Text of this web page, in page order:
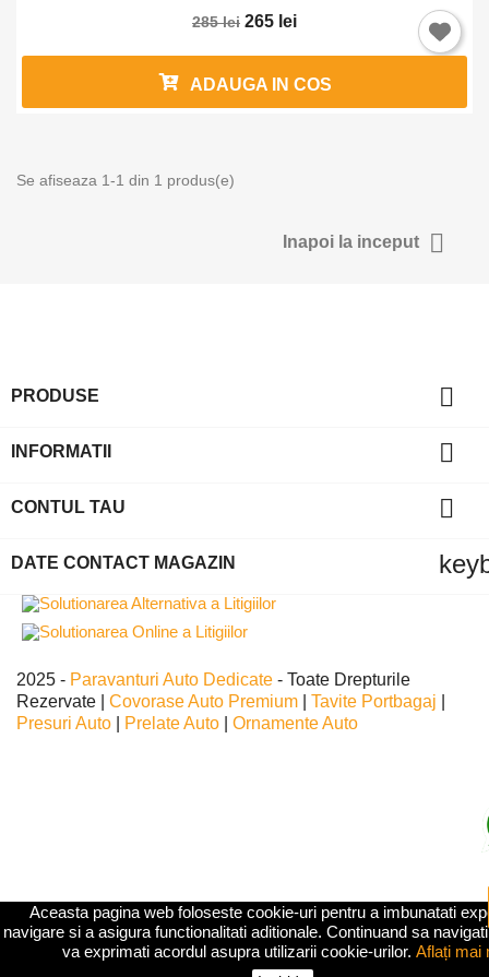
285 lei 265 lei
ADAUGA IN COS
Se afiseaza 1-1 din 1 produs(e)
Inapoi la inceput 
PRODUSE 
INFORMATII 
CONTUL TAU 
DATE CONTACT MAGAZIN
Aceasta pagina web foloseste cookie-uri pentru a imbunatati
navigare si a asigura functionalitati aditionale. Continuand sa
va exprimati acordul asupra utilizarii cookie-urilor. Aflați mai
2025 - Paravanturi Auto Dedicate - Toate Drepturile
Rezervate | Covorase Auto Premium Tavite Portbagaj
Presuri Auto
Prelate Auto Ornamente Auto
Trebuie sa fi logat in contul de client pentru a salva produse in